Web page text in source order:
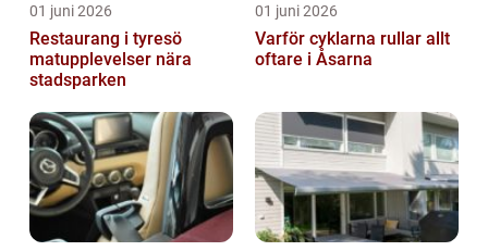
01 juni 2026
Restaurang i tyresö
matupplevelser nära
stadsparken
01 juni 2026
Varför cyklarna rullar allt
oftare i Åsarna